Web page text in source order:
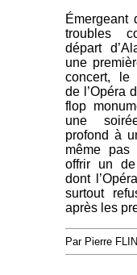
Émergeant
troubles
départ
une
concert, le
de l’Opéra
flop
une
profond à
même
offrir un
dont
surtout
après les
Par Pierre